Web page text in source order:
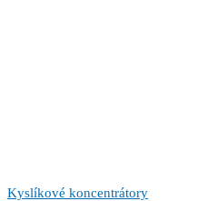
Kyslíkové koncentrátory